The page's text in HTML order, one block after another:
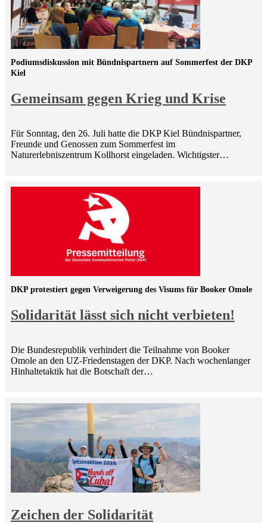
Gemeinsam gegen Krieg und Krise
Podiumsdiskussion mit Bündnispartnern auf Sommerfest der DKP
Kiel
Für Sonntag, den 26. Juli hatte die DKP Kiel Bündnispartner,
Freunde und Genossen zum Sommerfest im
Naturerlebniszentrum Kollhorst eingeladen. Wichtigster…
Solidarität lässt sich nicht verbieten!
DKP protestiert gegen Verweigerung des Visums für Booker Omole
Die Bundesrepublik verhindert die Teilnahme von Booker
Omole an den UZ-Friedenstagen der DKP. Nach wochenlanger
Hinhaltetaktik hat die Botschaft der…
Zeichen der Solidarität